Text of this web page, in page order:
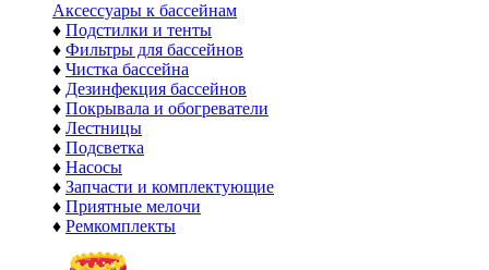
Аксессуары к бассейнам
♦ Подстилки и тенты
♦ Фильтры для бассейнов
♦ Чистка бассейна
♦ Дезинфекция бассейнов
♦ Покрывала и обогреватели
♦ Лестницы
♦ Подсветка
♦ Насосы
♦ Запчасти и комплектующие
♦ Приятные мелочи
♦ Ремкомплекты